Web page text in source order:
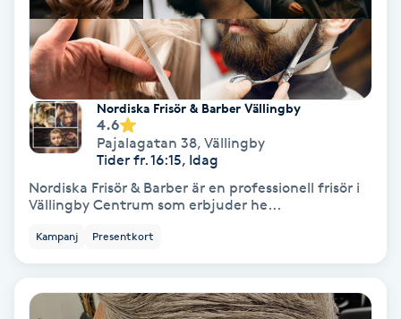
Kärlbehandling
Laserbehandling
Lashlift Keratin
LED-ljusterapi
Liktornar
LPG
Nordiska Frisör & Barber Vällingby
4.6
Pajalagatan 38, Vällingby
Tider fr. 16:15, Idag
Nordiska Frisör & Barber är en professionell frisör i
Vällingby Centrum som erbjuder he...
Kampanj Presentkort